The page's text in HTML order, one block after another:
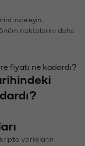
inceleyin.
noktalarını daha
fiyatı ne kadardı?
varlıkların